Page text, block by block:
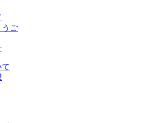
うご